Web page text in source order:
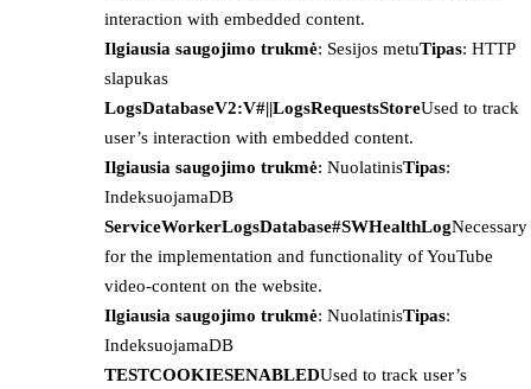
interaction with embedded content.
Ilgiausia saugojimo trukmė: Sesijos metuTipas: HTTP
slapukas
LogsDatabaseV2:V#||LogsRequestsStoreUsed to track
user’s interaction with embedded content.
Ilgiausia saugojimo trukmė: NuolatinisTipas:
IndeksuojamaDB
ServiceWorkerLogsDatabase#SWHealthLogNecessary
for the implementation and functionality of YouTube
video-content on the website.
Ilgiausia saugojimo trukmė: NuolatinisTipas:
IndeksuojamaDB
TESTCOOKIESENABLEDUsed to track user’s